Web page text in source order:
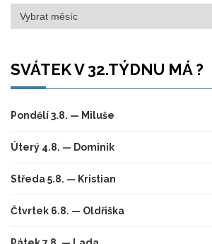
Archivy
SVÁTEK V 32.TÝDNU MÁ ?
Pondělí 3.8. — Miluše
Úterý 4.8. — Dominik
Středa 5.8. — Kristian
Čtvrtek 6.8. — Oldřiška